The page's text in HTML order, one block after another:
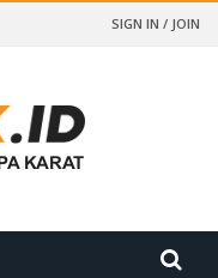
SIGN IN / JOIN